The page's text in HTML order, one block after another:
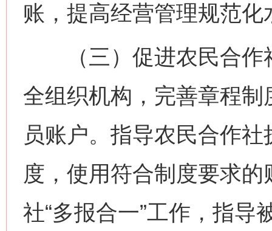
账，提高经营管理规范化
（三）促进农民合作
全组织机构，完善章程
员账户。指导农民合作
度，使用符合制度要求
社“多报合一”工作，指导